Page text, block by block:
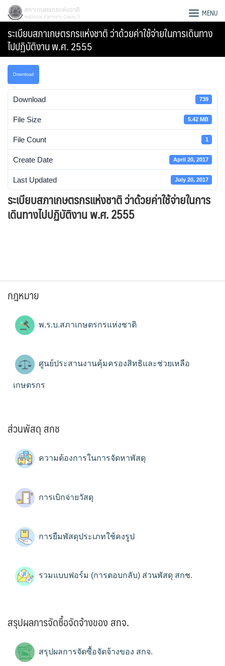
Skip
content
Search
for:
สภาเกษตรกรแห่งชาติ MENU
ระเบียบสภาเกษตรกรแห่งชาติ ว่าด้วยค่าใช้จ่ายในการเดินทาง
ไปปฏิบัติงาน พ.ศ. 2555
Download
Download 739
File Size 5.42 MB
File Count 1
Create Date April 20, 2017
Last Updated July 20, 2017
ระเบียบสภาเกษตรกรแห่งชาติ ว่าด้วยค่าใช้จ่ายในการ
เดินทางไปปฏิบัติงาน พ.ศ. 2555
กฎหมาย
พ.ร.บ.สภาเกษตรกรแห่งชาติ
ศูนย์ประสานงานคุ้มครองสิทธิและช่วยเหลือ
เกษตรกร
ส่วนพัสดุ สกช
ความต้องการในการจัดหาพัสดุ
การเบิกจ่ายวัสดุ
การยืมพัสดุประเภทใช้คงรูป
รวมแบบฟอร์ม (การตอบกลับ) ส่วนพัสดุ สกช.
สรุปผลการจัดซื้อจัดจ้างของ สกจ.
สรุปผลการจัดซื้อจัดจ้างของ สกจ.